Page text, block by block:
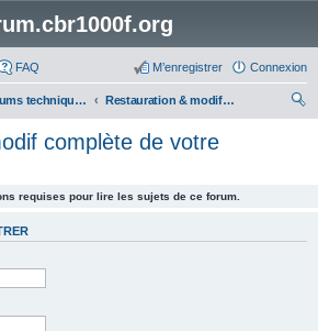
FAQ Connexion
M’enregistrer
Les Forums techniques du CBR 1000F
Restauration & modif complète de votre CBR1000F
complète de votre
requises pour lire les sujets de ce forum.